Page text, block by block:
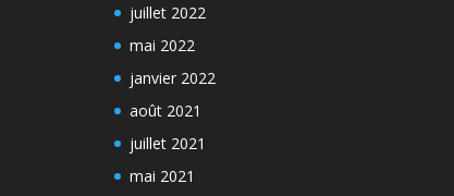
juillet 2022
mai 2022
janvier 2022
août 2021
juillet 2021
mai 2021